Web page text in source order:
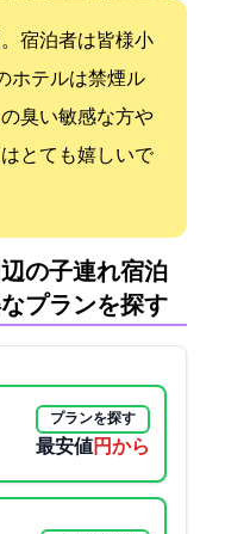
宿泊者は皆様小
ホテルは禁煙ル
臭い敏感な方や
とても嬉しいで
の子連れ宿泊
プランを探す
プランを探す
最安値5500円から